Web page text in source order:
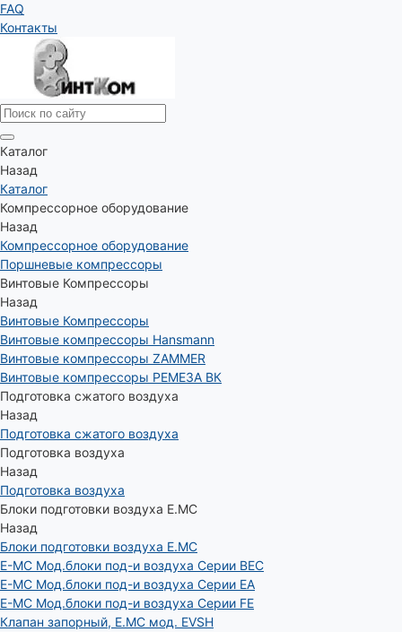
FAQ
Контакты
Каталог
Назад
Каталог
Компрессорное оборудование
Назад
Компрессорное оборудование
Поршневые компрессоры
Винтовые Компрессоры
Назад
Винтовые Компрессоры
Винтовые компрессоры Hansmann
Винтовые компрессоры ZAMMER
Винтовые компрессоры РЕМЕЗА ВК
Подготовка сжатого воздуха
Назад
Подготовка сжатого воздуха
Подготовка воздуха
Назад
Подготовка воздуха
Блоки подготовки воздуха E.MC
Назад
Блоки подготовки воздуха E.MC
E-MC Мод.блоки под-и воздуха Серии BEC
E-MC Мод.блоки под-и воздуха Серии EA
E-MC Мод.блоки под-и воздуха Серии FE
Клапан запорный, E.MC мод. EVSH